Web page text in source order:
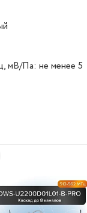
мВ/Па: не менее 5